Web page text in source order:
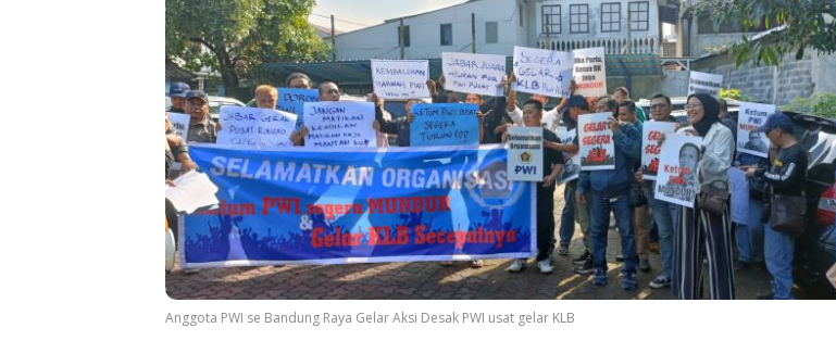
Anggota PWI se Bandung Raya Gelar Aksi Desak PWI usat gelar KLB